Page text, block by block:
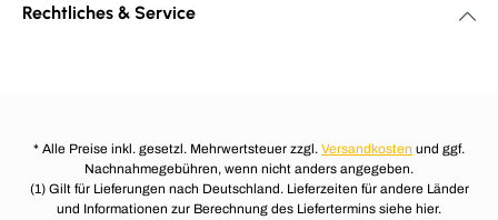
Rechtliches & Service
* Alle Preise inkl. gesetzl. Mehrwertsteuer zzgl. Versandkosten und ggf.
Nachnahmegebühren, wenn nicht anders angegeben.
(1) Gilt für Lieferungen nach Deutschland. Lieferzeiten für andere Länder
und Informationen zur Berechnung des Liefertermins siehe hier.